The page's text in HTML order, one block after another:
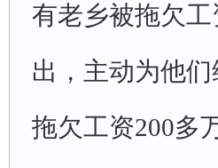
有老乡被拖欠
出，主动为他
拖欠工资200多